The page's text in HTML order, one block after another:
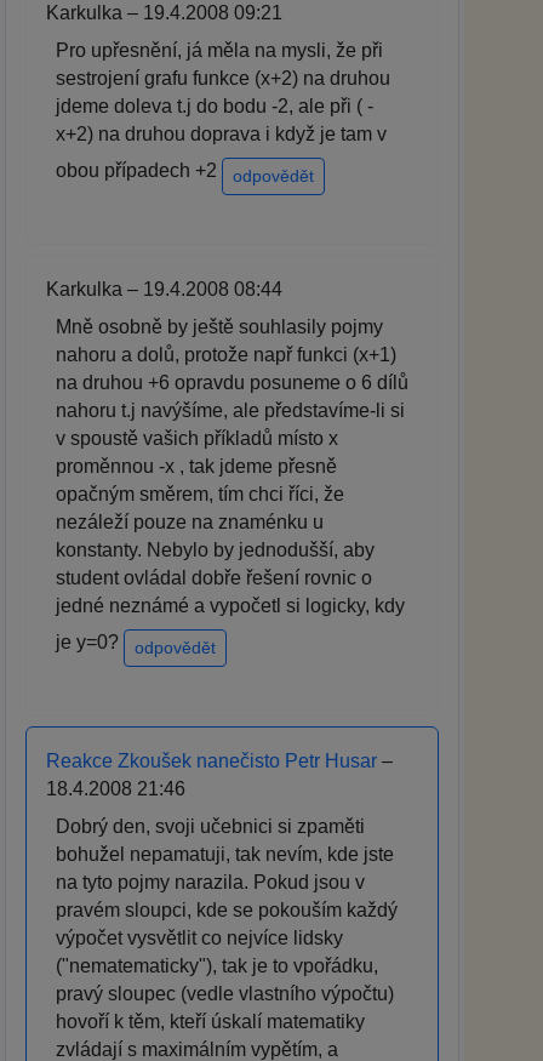
Karkulka – 19.4.2008 09:21
Pro upřesnění, já měla na mysli, že při
sestrojení grafu funkce (x+2) na druhou
jdeme doleva t.j do bodu -2, ale při ( -
x+2) na druhou doprava i když je tam v
obou případech +2
odpovědět
Karkulka – 19.4.2008 08:44
Mně osobně by ještě souhlasily pojmy
nahoru a dolů, protože např funkci (x+1)
na druhou +6 opravdu posuneme o 6 dílů
nahoru t.j navýšíme, ale představíme-li si
v spoustě vašich příkladů místo x
proměnnou -x , tak jdeme přesně
opačným směrem, tím chci říci, že
nezáleží pouze na znaménku u
konstanty. Nebylo by jednodušší, aby
student ovládal dobře řešení rovnic o
jedné neznámé a vypočetl si logicky, kdy
je y=0?
odpovědět
Reakce Zkoušek nanečisto Petr Husar –
18.4.2008 21:46
Dobrý den, svoji učebnici si zpaměti
bohužel nepamatuji, tak nevím, kde jste
na tyto pojmy narazila. Pokud jsou v
pravém sloupci, kde se pokouším každý
výpočet vysvětlit co nejvíce lidsky
("nematematicky"), tak je to vpořádku,
pravý sloupec (vedle vlastního výpočtu)
hovoří k těm, kteří úskalí matematiky
zvládají s maximálním vypětím, a